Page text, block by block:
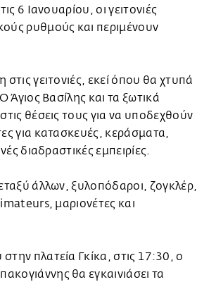
6 Ιανουαρίου, οι γειτονιές
ρυθμούς και περιμένουν
γειτονιές, εκεί όπου θα χτυπά
Άγιος Βασίλης και τα ξωτικά
θέσεις τους για να υποδεχθούν
για κατασκευές, κεράσματα,
διαδραστικές εμπειρίες.
άλλων, ξυλοπόδαροι, ζογκλέρ,
μαριονέτες και
πλατεία Γκίκα, στις 17:30, ο
θα εγκαινιάσει τα